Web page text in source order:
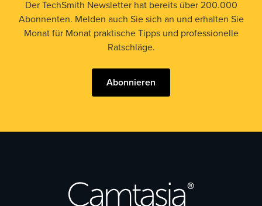
Der TechSmith Newsletter hat bereits über 200.000
Abonnenten. Melden auch Sie sich an und erhalten Sie
Monat für Monat praktische Tipps und professionelle
Ratschläge.
Abonnieren